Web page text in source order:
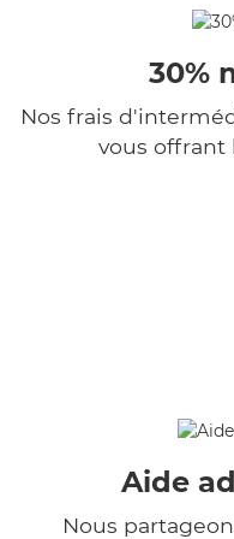
30%
Nos frais
vous offrant
Aide
Nous